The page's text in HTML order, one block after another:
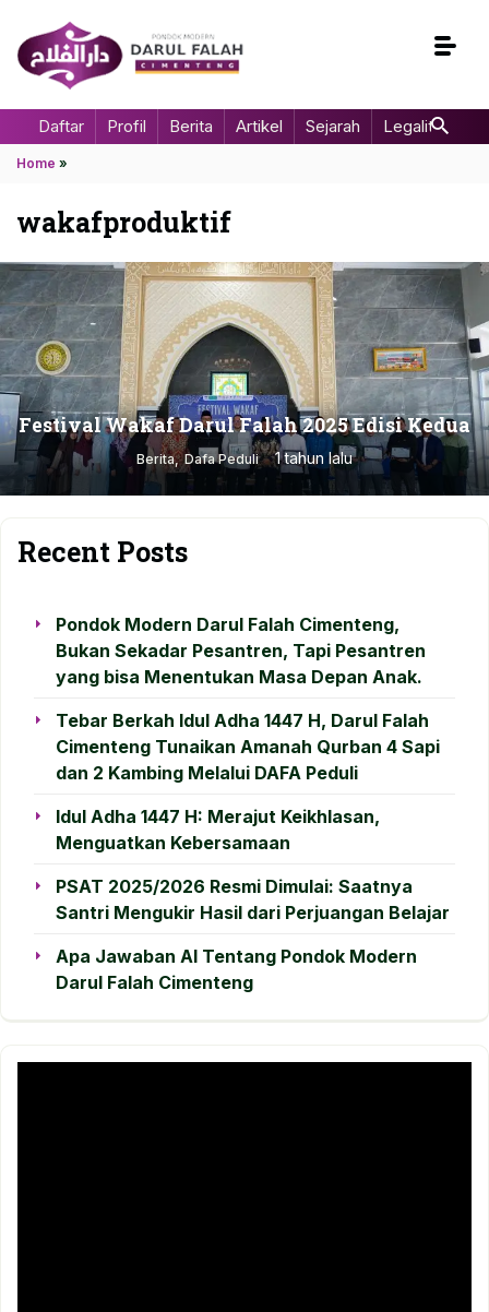
Daftar Profil Berita Artikel Sejarah Legalitas
Home »
wakafproduktif
Festival Wakaf Darul Falah 2025 Edisi Kedua
Berita Dafa Peduli 1 tahun lalu
Recent Posts
Pondok Modern Darul Falah Cimenteng,
Bukan Sekadar Pesantren, Tapi Pesantren
yang bisa Menentukan Masa Depan Anak.
Tebar Berkah Idul Adha 1447 H, Darul Falah
Cimenteng Tunaikan Amanah Qurban 4 Sapi
dan 2 Kambing Melalui DAFA Peduli
Idul Adha 1447 H: Merajut Keikhlasan,
Menguatkan Kebersamaan
PSAT 2025/2026 Resmi Dimulai: Saatnya
Santri Mengukir Hasil dari Perjuangan Belajar
Apa Jawaban AI Tentang Pondok Modern
Darul Falah Cimenteng